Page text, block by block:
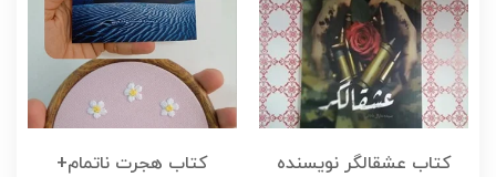
کتاب عشقالگر نویسنده
کتاب هجرت ناتمام+